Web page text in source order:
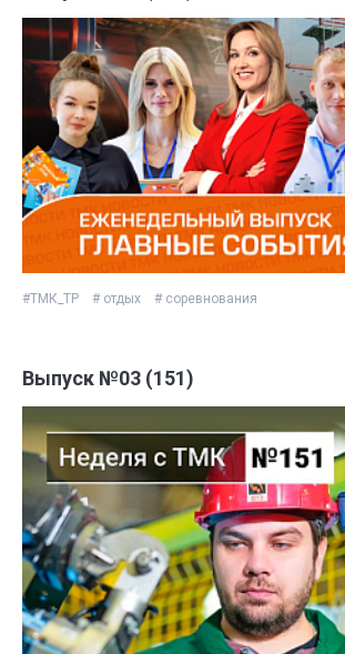
#ТМК_ТР # отдых # соревнования
Выпуск №03 (151)